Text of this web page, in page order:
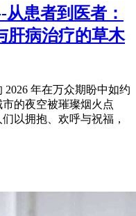
患者到医者：
肝病治疗的草木
年在万众期盼中如约
的夜空被璀璨烟火点
以拥抱、欢呼与祝福，